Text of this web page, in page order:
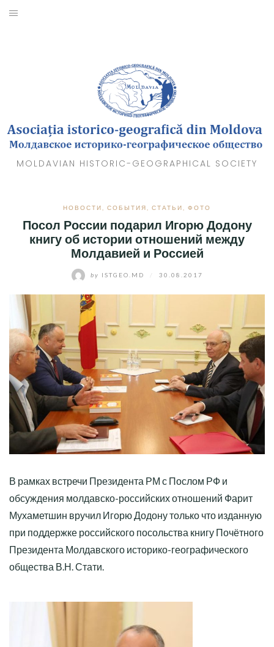
Skip
MOLDAVIAN HISTORIC-GEOGRAPHICAL SOCIETY
НОВОСТИ СОБЫТИЯ СТАТЬИ ФОТО
Посол России подарил Игорю Додону
книгу об истории отношений между
Молдавией и Россией
by ISTGEO.MD 30.08.2017
В рамках встречи Президента РМ с Послом РФ и
обсуждения молдавско-российских отношений Фарит
Мухаметшин вручил Игорю Додону только что изданную
при поддержке российского посольства книгу Почётного
Президента Молдавского историко-географического
общества В.Н. Стати.
ВИДЕО
КОНТАКТЫ